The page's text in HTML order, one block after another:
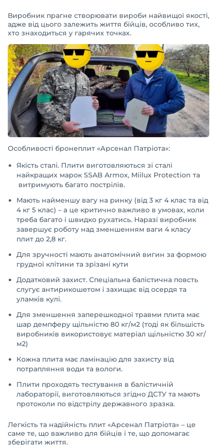
Виробник прагне створювати вироби найвищої якості,
адже від цього залежить життя бійців, особливо тих,
хто знаходиться у гарячих точках.
Особливості бронеплит «Арсенал Патріота»:
Якість сталі. Плити виготовляються зі сталі
найкращих марок SSAB Armox, Miilux Protection та
витримують багато пострілів.
Мають найменшу вагу на ринку (від 3 кг 4 клас та від
4 кг 5 клас) – а це критично важливо в умовах, коли
треба багато і швидко рухатись. Наразі виробник
завершує роботу над зменшенням ваги 4 класу
плит до 2,8 кг.
Для зручності мають анатомічний вигин за формою
грудної клітини та зрізані кути
Додатковий захист. Спеціальна балістична повсть
слугує антирикошетом і захищає від осердя та
уламків кулі.
Для зменшення заперешкодної травми плита має
шар демпферу щільністю 80 кг/м2 (тоді як більшість
виробників використовує матеріал щільністю 30 кг/
м2)
Кожна плита має ламінацію для захисту від
потрапляння води та вологи.
Плити проходять тестування в балістичній
лабораторії, виготовляються згідно ДСТУ та мають
протоколи по відстрілу державного зразка.
Легкість та надійність плит «Арсенал Патріота» – це
саме те, що важливо для бійців і те, що допомагає
зберігати життя.